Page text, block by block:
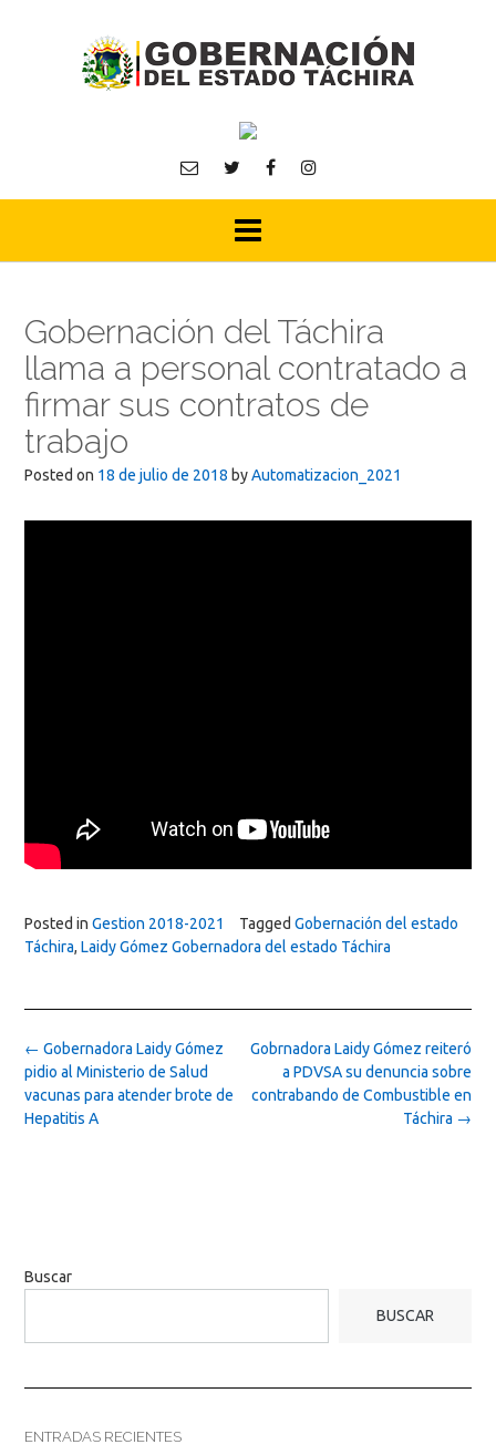
Gobernación del Táchira
llama a personal contratado a
firmar sus contratos de
trabajo
Posted on 18 de julio de 2018 byAutomatizacion_2021
Posted in Gestion 2018-2021 Tagged Gobernación del estado
Táchira, Laidy Gómez Gobernadora del estado Táchira
Post
navigation
Gobrnadora Laidy Gómez reiteró
a PDVSA su denuncia sobre
contrabando de Combustible en
Táchira →
← Gobernadora Laidy Gómez
pidio al Ministerio de Salud
vacunas para atender brote de
Hepatitis A
Buscar
BUSCAR
ENTRADAS RECIENTES